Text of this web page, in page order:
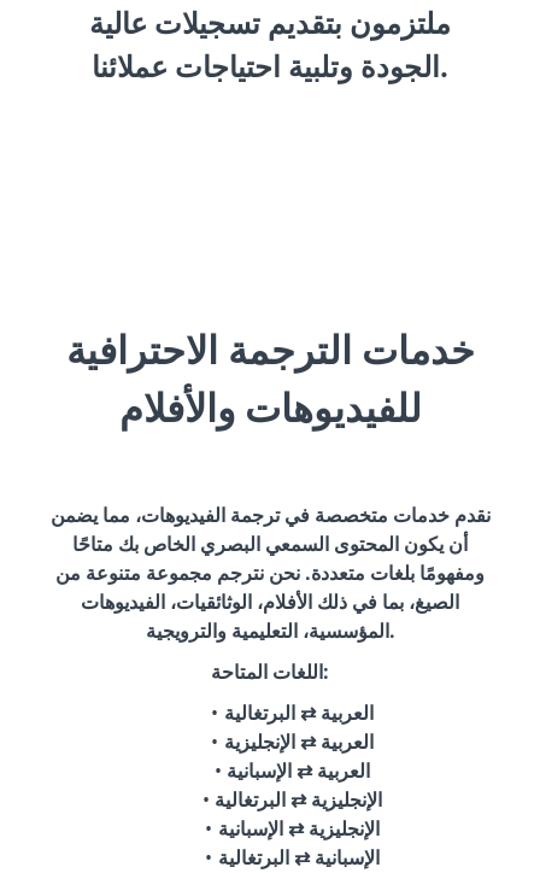
ملتزمون بتقديم تسجيلات عالية
الجودة وتلبية احتياجات عملائنا.
خدمات الترجمة الاحترافية
للفيديوهات والأفلام
نقدم خدمات متخصصة في ترجمة الفيديوهات، مما يضمن
أن يكون المحتوى السمعي البصري الخاص بك متاحًا
ومفهومًا بلغات متعددة. نحن نترجم مجموعة متنوعة من
الصيغ، بما في ذلك الأفلام، الوثائقيات، الفيديوهات
المؤسسية، التعليمية والترويجية.
اللغات المتاحة:
العربية ⇄ البرتغالية
العربية ⇄ الإنجليزية
العربية ⇄ الإسبانية
الإنجليزية ⇄ البرتغالية
الإنجليزية ⇄ الإسبانية
الإسبانية ⇄ البرتغالية